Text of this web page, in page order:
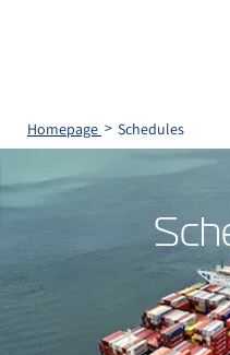
Homepage Schedules